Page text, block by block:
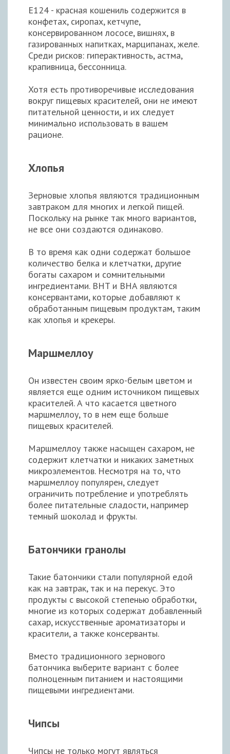
Е124 - красная кошениль содержится в
конфетах, сиропах, кетчупе,
консервированном лососе, вишнях, в
газированных напитках, марципанах, желе.
Среди рисков: гиперактивность, астма,
крапивница, бессонница.
Хотя есть противоречивые исследования
вокруг пищевых красителей, они не имеют
питательной ценности, и их следует
минимально использовать в вашем
рационе.
Хлопья
Зерновые хлопья являются традиционным
завтраком для многих и легкой пищей.
Поскольку на рынке так много вариантов,
не все они создаются одинаково.
В то время как одни содержат большое
количество белка и клетчатки, другие
богаты сахаром и сомнительными
ингредиентами. BHT и BHA являются
консервантами, которые добавляют к
обработанным пищевым продуктам, таким
как хлопья и крекеры.
Маршмеллоу
Он известен своим ярко-белым цветом и
является еще одним источником пищевых
красителей. А что касается цветного
маршмеллоу, то в нем еще больше
пищевых красителей.
Маршмеллоу также насыщен сахаром, не
содержит клетчатки и никаких заметных
микроэлементов. Несмотря на то, что
маршмеллоу популярен, следует
ограничить потребление и употреблять
более питательные сладости, например
темный шоколад и фрукты.
Батончики гранолы
Такие батончики стали популярной едой
как на завтрак, так и на перекус. Это
продукты с высокой степенью обработки,
многие из которых содержат добавленный
сахар, искусственные ароматизаторы и
красители, а также консерванты.
Вместо традиционного зернового
батончика выберите вариант с более
полноценным питанием и настоящими
пищевыми ингредиентами.
Чипсы
Чипсы не только могут являться